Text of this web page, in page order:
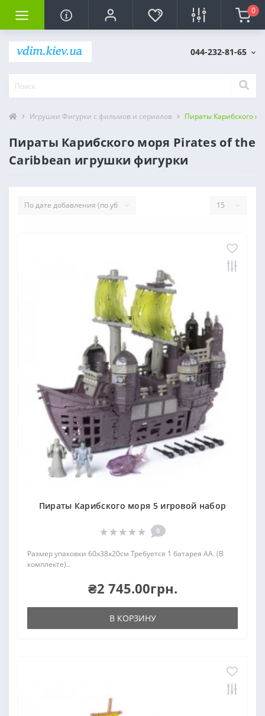
0
044-232-81-65
Игрушки Фигурки с фильмов и сериалов Пираты Карибского
Пираты Карибского моря Pirates of the
Caribbean игрушки фигурки
Пираты Карибского моря 5 игровой набор
0
Размер упаковки 60х38х20см Требуется 1 батарея AA. (В
комплекте)..
₴2 745.00грн.
В КОРЗИНУ